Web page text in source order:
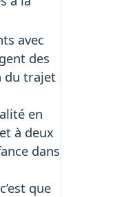
avec
des
du trajet
en
à deux
dans
que